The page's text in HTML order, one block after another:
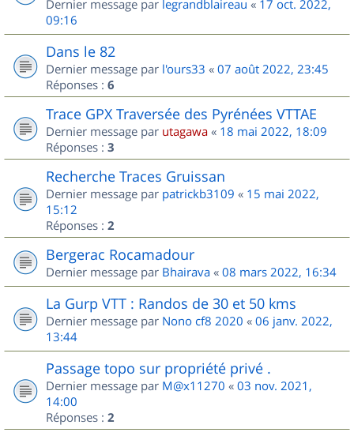
Dernier message par legrandblaireau « 17 oct. 2022,
09:16
Dans le 82
Dernier message par l'ours33 « 07 août 2022, 23:45
Réponses : 6
Trace GPX Traversée des Pyrénées VTTAE
Dernier message par utagawa « 18 mai 2022, 18:09
Réponses : 3
Recherche Traces Gruissan
Dernier message par patrickb3109 « 15 mai 2022,
15:12
Réponses : 2
Bergerac Rocamadour
Dernier message par Bhairava « 08 mars 2022, 16:34
La Gurp VTT : Randos de 30 et 50 kms
Dernier message par Nono cf8 2020 « 06 janv. 2022,
13:44
Passage topo sur propriété privé .
Dernier message par M@x11270 « 03 nov. 2021,
14:00
Réponses : 2